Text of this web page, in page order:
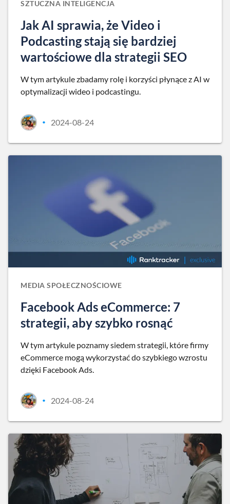
SZTUCZNA INTELIGENCJA
Jak AI sprawia, że Video i
Podcasting stają się bardziej
wartościowe dla strategii SEO
W tym artykule zbadamy rolę i korzyści płynące z AI w
optymalizacji wideo i podcastingu.
• 2024-08-24
MEDIA SPOŁECZNOŚCIOWE
Facebook Ads eCommerce: 7
strategii, aby szybko rosnąć
W tym artykule poznamy siedem strategii, które firmy
eCommerce mogą wykorzystać do szybkiego wzrostu
dzięki Facebook Ads.
• 2024-08-24